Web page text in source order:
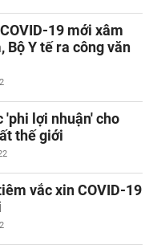
19 mới xâm
Bộ Y tế ra công văn
'phi lợi nhuận' cho
thế giới
vắc xin COVID-19